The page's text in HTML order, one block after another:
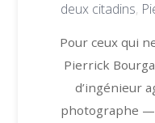
deux citadins,
Pour ceux qui
Pierrick
d’ingénieur
photographe —